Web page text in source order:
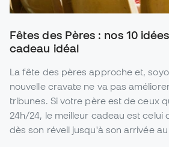
Fêtes des Pères : nos 10
cadeau idéal
La fête des pères approche et,
nouvelle cravate ne va pas
tribunes. Si votre père est de ceux
24h/24, le meilleur cadeau est celui
dès son réveil jusqu'à son arrivée